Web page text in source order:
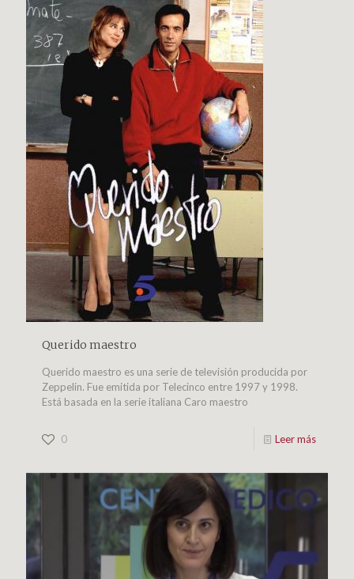
Querido maestro
Querido maestro es una serie de televisión producida por
Zeppelin. Fue emitida por Telecinco entre 1997 y 1998.
Está basada en la serie italiana Caro maestro
0 Leer más